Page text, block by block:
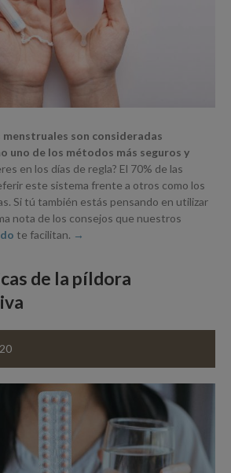
menstruales son consideradas
uno de los métodos más seguros y
en los días de regla? El 70% de las
este sistema frente a otros como los
Si tú también estás pensando en utilizar
nota de los consejos que nuestros
te facilitan.
de la píldora